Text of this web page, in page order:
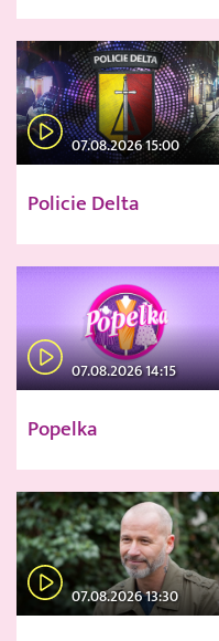
07.08.2026 15:00
Policie Delta
07.08.2026 14:15
Popelka
07.08.2026 13:30